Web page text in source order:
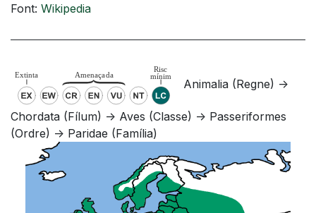
Font: Wikipedia
Animalia (Regne) ->
Chordata (Fílum) -> Aves (Classe) -> Passeriformes
(Ordre) -> Paridae (Família)